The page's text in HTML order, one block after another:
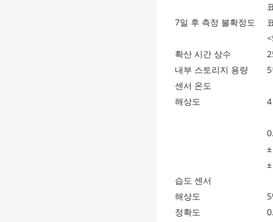
7일 후 측정 불확정도
확산 시간 상수
내부 스토리지 용량
센서 온도
해상도
습도 센서
해상도
정확도